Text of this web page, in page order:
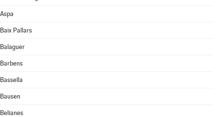
Aspa
Baix Pallars
Balaguer
Barbens
Bassella
Bausen
Belianes